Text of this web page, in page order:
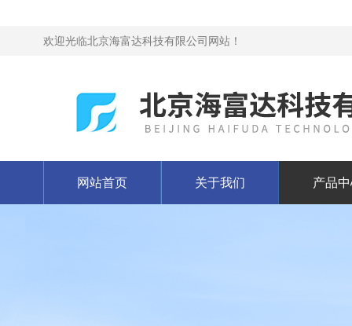
欢迎光临北京海富达科技有限公司网站！
网站首页 关于我们 产品